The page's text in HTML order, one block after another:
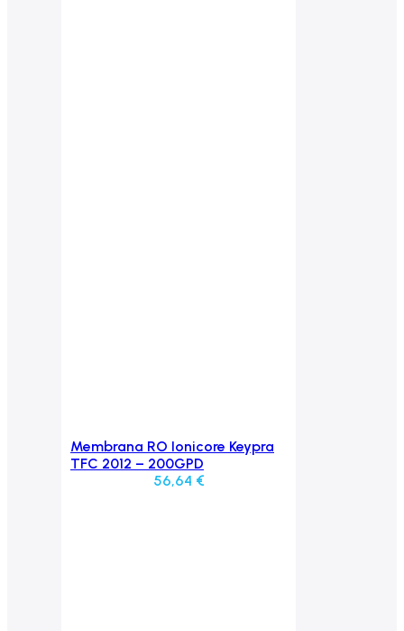
Aggiungi al carrello
Membrana RO Ionicore Keypra
TFC 2012 – 200GPD
56,64 €